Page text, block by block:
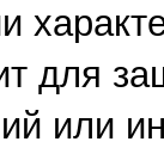
для
или